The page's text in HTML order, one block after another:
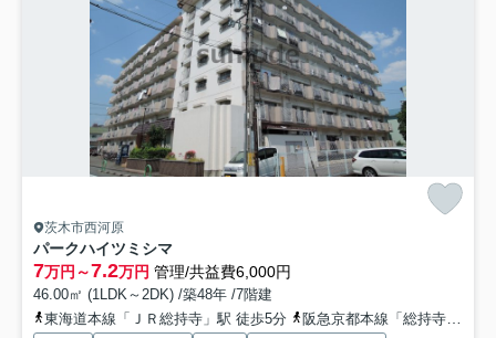
茨木市西河原
パークハイツミシマ
7万円～7.2万円 管理/共益費6,000円
46.00㎡ (1LDK～2DK) /築48年 /7階建
東海道本線「ＪＲ総持寺」駅 徒歩5分
阪急京都本線「総持寺」駅 徒歩10分